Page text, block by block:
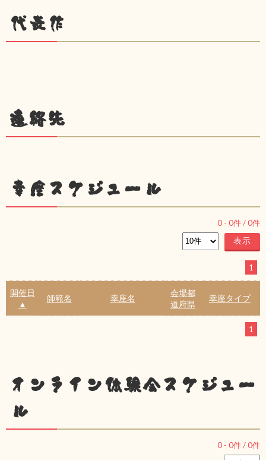
代表作
連絡先
幸座スケジュール
0 - 0件 /0件
1
開催日
▲
師範名 幸座名
会場都
道府県
幸座タイプ
1
オンライン体験会スケジュー
ル
0 - 0件 /0件